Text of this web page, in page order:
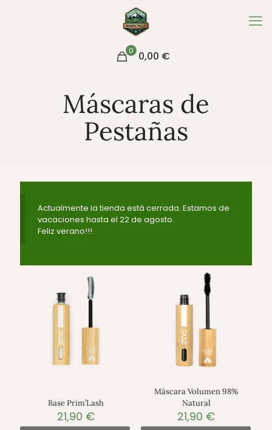
0 0,00 €
Máscaras de
Pestañas
Actualmente la tienda está cerrada. Estamos de
vacaciones hasta el 22 de agosto.
Feliz verano!!!
Base Prim’Lash
21,90 €
Máscara Volumen 98%
Natural
21,90 €